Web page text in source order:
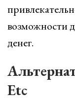
возможности
денег.
Etc